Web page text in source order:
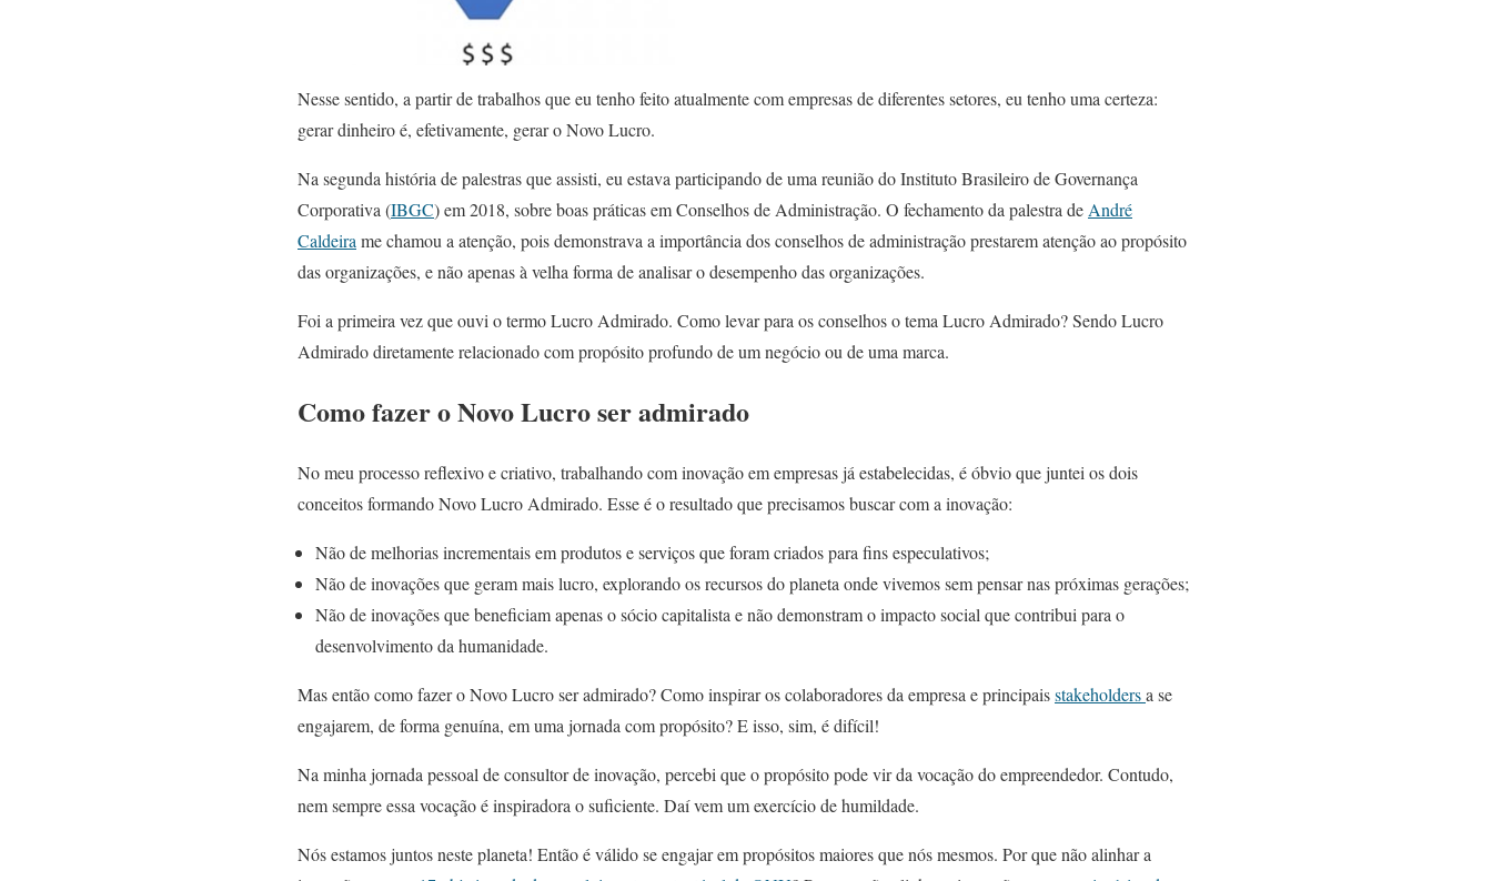
Nesse sentido, a partir de trabalhos que eu tenho feito atualmente com empresas de diferentes setores, eu tenho uma certeza:
gerar dinheiro é, efetivamente, gerar o Novo Lucro.
Na segunda história de palestras que assisti, eu estava participando de uma reunião do Instituto Brasileiro de Governança
Corporativa (IBGC) em 2018, sobre boas práticas em Conselhos de Administração. O fechamento da palestra de André
Caldeira me chamou a atenção, pois demonstrava a importância dos conselhos de administração prestarem atenção ao propósito
das organizações, e não apenas à velha forma de analisar o desempenho das organizações.
Foi a primeira vez que ouvi o termo Lucro Admirado. Como levar para os conselhos o tema Lucro Admirado? Sendo Lucro
Admirado diretamente relacionado com propósito profundo de um negócio ou de uma marca.
Como fazer o Novo Lucro ser admirado
No meu processo reflexivo e criativo, trabalhando com inovação em empresas já estabelecidas, é óbvio que juntei os dois
conceitos formando Novo Lucro Admirado. Esse é o resultado que precisamos buscar com a inovação:
Não de melhorias incrementais em produtos e serviços que foram criados para fins especulativos;
Não de inovações que geram mais lucro, explorando os recursos do planeta onde vivemos sem pensar nas próximas gerações;
Não de inovações que beneficiam apenas o sócio capitalista e não demonstram o impacto social que contribui para o
desenvolvimento da humanidade.
Mas então como fazer o Novo Lucro ser admirado? Como inspirar os colaboradores da empresa e principaisstakeholdersa se
engajarem, de forma genuína, em uma jornada com propósito? E isso, sim, é difícil!
Na minha jornada pessoal de consultor de inovação, percebi que o propósito pode vir da vocação do empreendedor. Contudo,
nem sempre essa vocação é inspiradora o suficiente. Daí vem um exercício de humildade.
Nós estamos juntos neste planeta! Então é válido se engajar em propósitos maiores que nós mesmos. Por que não alinhar a